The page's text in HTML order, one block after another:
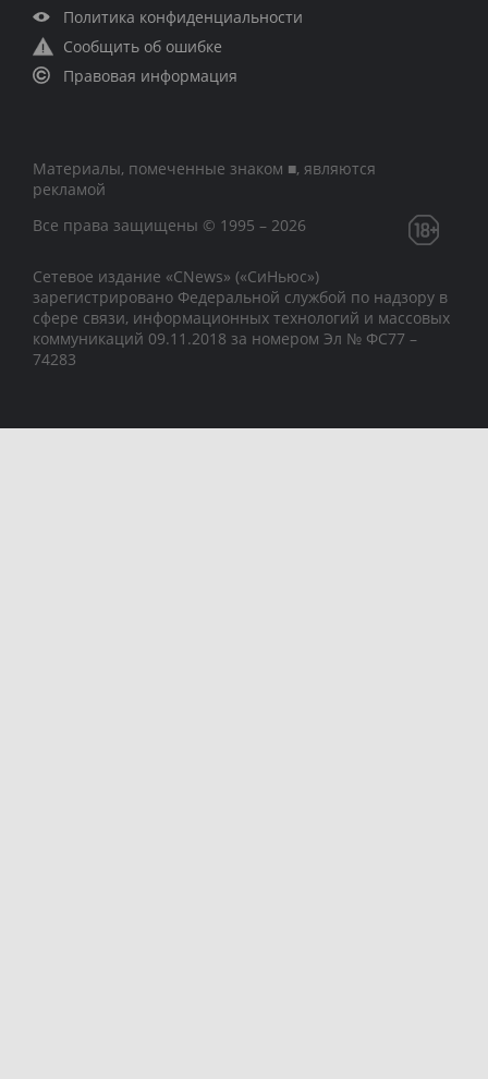
Политика конфиденциальности
Сообщить об ошибке
Правовая информация
Материалы, помеченные знаком ■, являются
рекламой
Все права защищены © 1995 – 2026
Сетевое издание «CNews» («СиНьюс»)
зарегистрировано Федеральной службой по надзору в
сфере связи, информационных технологий и массовых
коммуникаций 09.11.2018 за номером Эл № ФС77 –
74283